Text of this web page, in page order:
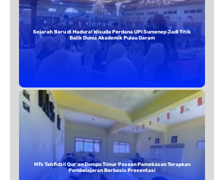
Sejarah Baru di Madura! Wisuda Perdana UPI Sumenep Jadi Titik
Balik Dunia Akademik Pulau Garam
MTs Tahfidzil Qur’an Dempo Timur Pasean Pamekasan Terapkan
Pembelajaran Berbasis Presentasi